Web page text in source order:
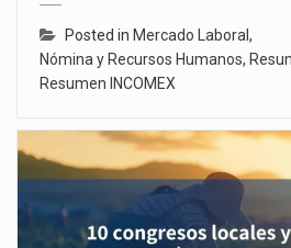
Posted in Mercado Laboral,
Nómina y Recursos Humanos,
Resumen INCOMEX